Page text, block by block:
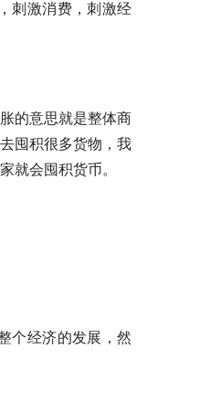
刺激消费，刺激经
的意思就是整体商
囤积很多货物，我
就会囤积货币。
个经济的发展，然